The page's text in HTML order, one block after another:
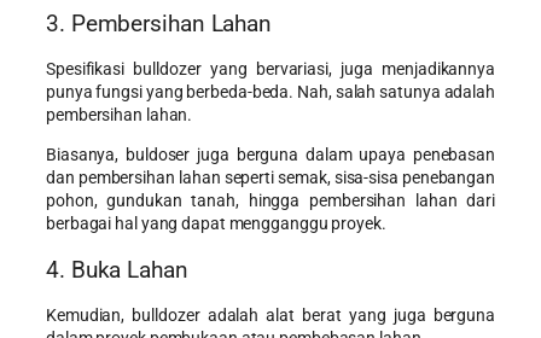
3. Pembersihan Lahan
Spesifikasi bulldozer yang bervariasi, juga menjadikannya
punya fungsi yang berbeda-beda. Nah, salah satunya adalah
pembersihan lahan.
Biasanya, buldoser juga berguna dalam upaya penebasan
dan pembersihan lahan seperti semak, sisa-sisa penebangan
pohon, gundukan tanah, hingga pembersihan lahan dari
berbagai hal yang dapat mengganggu proyek.
4. Buka Lahan
Kemudian, bulldozer adalah alat berat yang juga berguna